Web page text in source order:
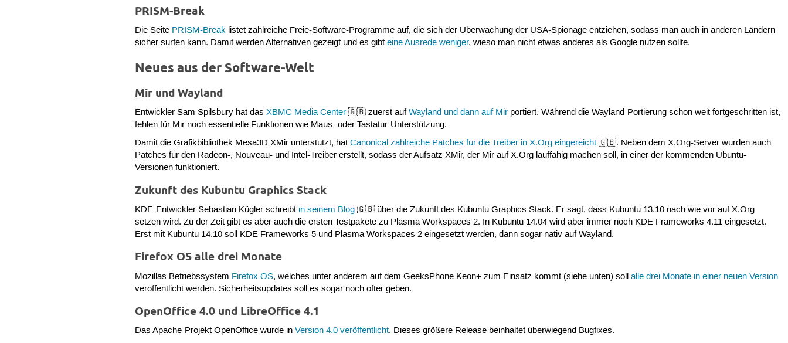
PRISM-Break
Die Seite PRISM-Break listet zahlreiche Freie-Software-Programme auf, die sich der Überwachung der USA-Spionage entziehen, sodass man auch in anderen Ländern
sicher surfen kann. Damit werden Alternativen gezeigt und es gibteine Ausrede weniger, wieso man nicht etwas anderes als Google nutzen sollte.
Neues aus der Software-Welt
Mir und Wayland
Entwickler Sam Spilsbury hat dasXBMC Media Center 🇬🇧 zuerst aufWayland und dann auf Mir portiert. Während die Wayland-Portierung schon weit fortgeschritten ist,
fehlen für Mir noch essentielle Funktionen wie Maus- oder Tastatur-Unterstützung.
Damit die Grafikbibliothek Mesa3D XMir unterstützt, hatCanonical zahlreiche Patches für die Treiber in X.Org eingereicht 🇬🇧. Neben dem X.Org-Server wurden auch
Patches für den Radeon-, Nouveau- und Intel-Treiber erstellt, sodass der Aufsatz XMir, der Mir auf X.Org lauffähig machen soll, in einer der kommenden Ubuntu-
Versionen funktioniert.
Zukunft des Kubuntu Graphics Stack
KDE-Entwickler Sebastian Kügler schreibt in seinem Blog 🇬🇧 über die Zukunft des Kubuntu Graphics Stack. Er sagt, dass Kubuntu 13.10 nach wie vor auf X.Org
setzen wird. Zu der Zeit gibt es aber auch die ersten Testpakete zu Plasma Workspaces 2. In Kubuntu 14.04 wird aber immer noch KDE Frameworks 4.11 eingesetzt.
Erst mit Kubuntu 14.10 soll KDE Frameworks 5 und Plasma Workspaces 2 eingesetzt werden, dann sogar nativ auf Wayland.
Firefox OS alle drei Monate
Mozillas Betriebssystem Firefox OS, welches unter anderem auf dem GeeksPhone Keon+ zum Einsatz kommt (siehe unten) sollalle drei Monate in einer neuen Version
veröffentlicht werden. Sicherheitsupdates soll es sogar noch öfter geben.
OpenOffice 4.0 und LibreOffice 4.1
Das Apache-Projekt OpenOffice wurde inVersion 4.0 veröffentlicht. Dieses größere Release beinhaltet überwiegend Bugfixes.